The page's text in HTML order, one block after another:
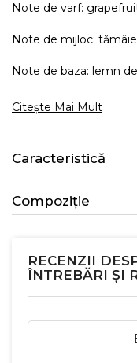
Note de varf:
Note de mijloc:
Note de baza: lemn
Citește Mai Mult
Caracteristică
Compoziție
RECENZII
ÎNTREBĂRI ȘI